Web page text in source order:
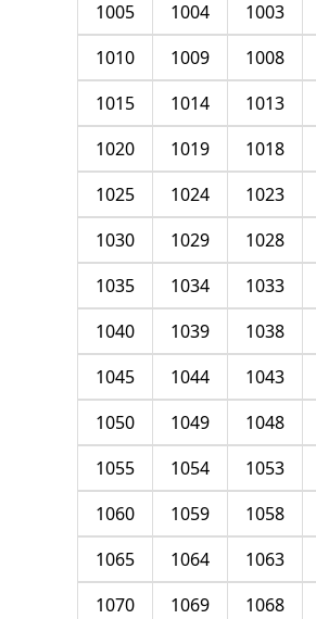
1003
1004
1005
1008
1009
1010
1013
1014
1015
1018
1019
1020
1023
1024
1025
1028
1029
1030
1033
1034
1035
1038
1039
1040
1043
1044
1045
1048
1049
1050
1053
1054
1055
1058
1059
1060
1063
1064
1065
1068
1069
1070